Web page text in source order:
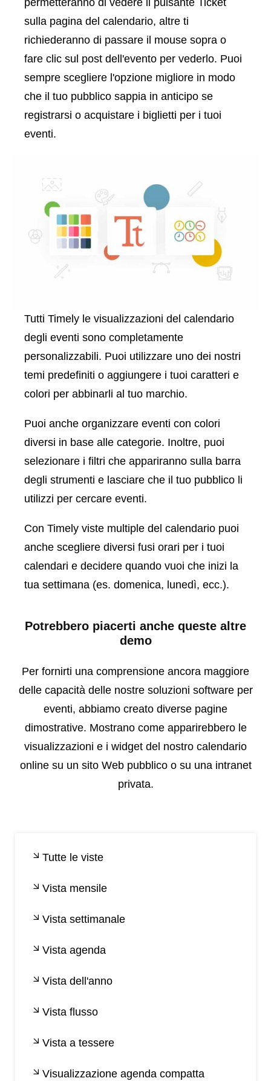
permetteranno di vedere il pulsante Ticket
sulla pagina del calendario, altre ti
richiederanno di passare il mouse sopra o
fare clic sul post dell'evento per vederlo. Puoi
sempre scegliere l'opzione migliore in modo
che il tuo pubblico sappia in anticipo se
registrarsi o acquistare i biglietti per i tuoi
eventi.
Tutti Timely le visualizzazioni del calendario
degli eventi sono completamente
personalizzabili. Puoi utilizzare uno dei nostri
temi predefiniti o aggiungere i tuoi caratteri e
colori per abbinarli al tuo marchio.
Puoi anche organizzare eventi con colori
diversi in base alle categorie. Inoltre, puoi
selezionare i filtri che appariranno sulla barra
degli strumenti e lasciare che il tuo pubblico li
utilizzi per cercare eventi.
Con Timely viste multiple del calendario puoi
anche scegliere diversi fusi orari per i tuoi
calendari e decidere quando vuoi che inizi la
tua settimana (es. domenica, lunedì, ecc.).
Potrebbero piacerti anche queste altre
demo
Per fornirti una comprensione ancora maggiore
delle capacità delle nostre soluzioni software per
eventi, abbiamo creato diverse pagine
dimostrative. Mostrano come apparirebbero le
visualizzazioni e i widget del nostro calendario
online su un sito Web pubblico o su una intranet
privata.
Tutte le viste
Vista mensile
Vista settimanale
Vista agenda
Vista dell'anno
Vista flusso
Vista a tessere
Visualizzazione agenda compatta